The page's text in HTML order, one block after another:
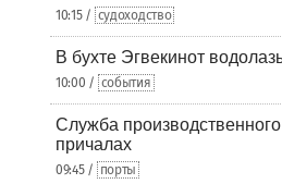
10:15 / судоходство
В бухте Эгвекинот
10:00 / события
Служба
причалах
09:45 / порты